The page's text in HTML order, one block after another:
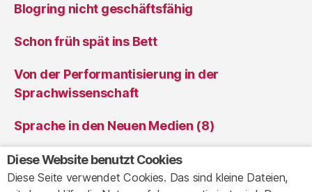
Blogring nicht geschäftsfähig
Schon früh spät ins Bett
Von der Performantisierung in der
Sprachwissenschaft
Sprache in den Neuen Medien (8)
Sprache in den Neuen Medien (7)
Diese Website benutzt Cookies
Diese Seite verwendet Cookies. Das sind kleine Dateien,